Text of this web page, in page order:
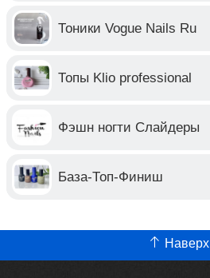
Тоники Vogue Nails Ru
Топы Klio professional
Фэшн ногти Слайдеры
База-Топ-Финиш
Наверх